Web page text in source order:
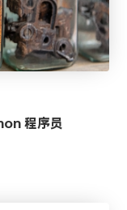
程序员